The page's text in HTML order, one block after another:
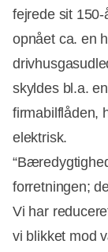
fejrede sit
opnået ca. en
skyldes bl.a.
firmabilflåden,
elektrisk.
forretningen;
Vi har
vi blikket mod